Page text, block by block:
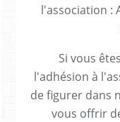
l'association :
Si vous
l'adhésion à
de figurer dans
vous offrir